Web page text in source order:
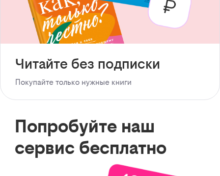
Читайте без подписки
Покупайте только нужные книги
Попробуйте наш
сервис бесплатно